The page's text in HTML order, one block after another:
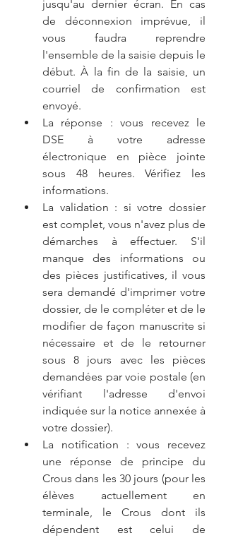
jusqu'au dernier écran. En cas
de déconnexion imprévue, il
vous faudra reprendre
l'ensemble de la saisie depuis le
début. À la fin de la saisie, un
courriel de confirmation est
envoyé.
La réponse : vous recevez le
DSE à votre adresse
électronique en pièce jointe
sous 48 heures. Vérifiez les
informations.
La validation : si votre dossier
est complet, vous n'avez plus de
démarches à effectuer. S'il
manque des informations ou
des pièces justificatives, il vous
sera demandé d'imprimer votre
dossier, de le compléter et de le
modifier de façon manuscrite si
nécessaire et de le retourner
sous 8 jours avec les pièces
demandées par voie postale (en
vérifiant l'adresse d'envoi
indiquée sur la notice annexée à
votre dossier).
La notification : vous recevez
une réponse de principe du
Crous dans les 30 jours (pour les
élèves actuellement en
terminale, le Crous dont ils
dépendent est celui de